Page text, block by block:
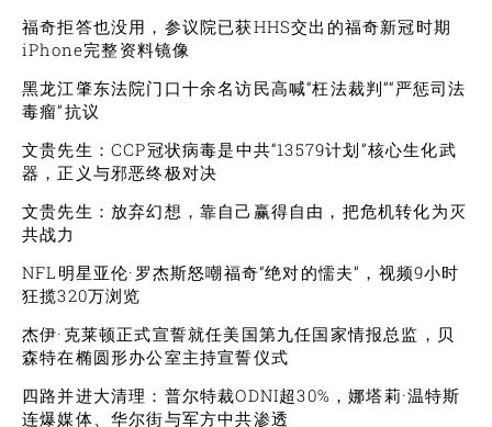
福奇拒答也没用，参议院已获HHS交出的福奇新冠时期
iPhone完整资料镜像
黑龙江肇东法院门口十余名访民高喊“枉法裁判”“严惩司法
毒瘤”抗议
文贵先生：CCP冠状病毒是中共“13579计划”核心生化武
器，正义与邪恶终极对决
文贵先生：放弃幻想，靠自己赢得自由，把危机转化为灭
共战力
NFL明星亚伦·罗杰斯怒嘲福奇“绝对的懦夫”，视频9小时
狂揽320万浏览
杰伊·克莱顿正式宣誓就任美国第九任国家情报总监，贝
森特在椭圆形办公室主持宣誓仪式
四路并进大清理：普尔特裁ODNI超30%，娜塔莉·温特斯
连爆媒体、华尔街与军方中共渗透